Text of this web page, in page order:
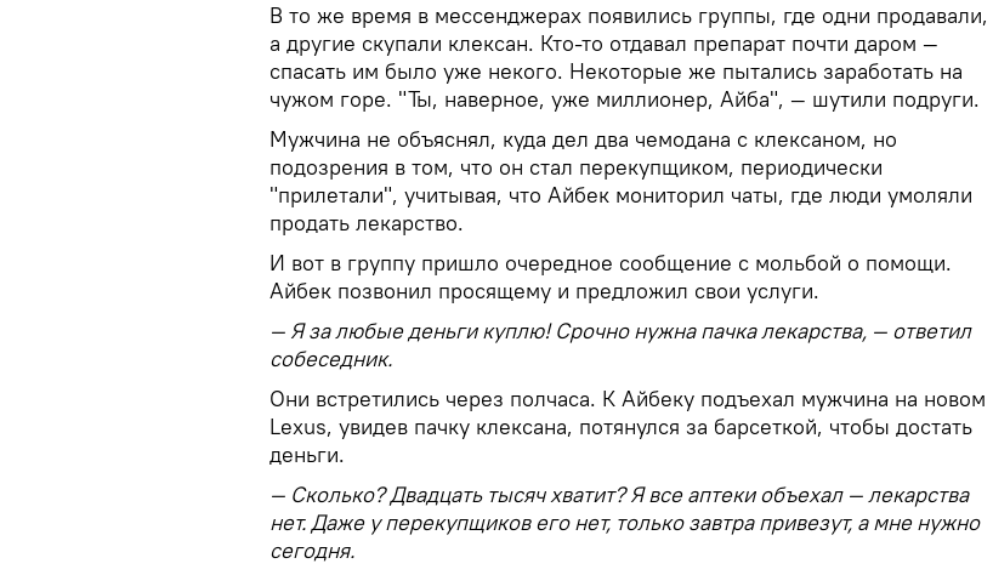
В то же время в мессенджерах появились группы, где одни продавали,
а другие скупали клексан. Кто-то отдавал препарат почти даром —
спасать им было уже некого. Некоторые же пытались заработать на
чужом горе. "Ты, наверное, уже миллионер, Айба", — шутили подруги.
Мужчина не объяснял, куда дел два чемодана с клексаном, но
подозрения в том, что он стал перекупщиком, периодически
"прилетали", учитывая, что Айбек мониторил чаты, где люди умоляли
продать лекарство.
И вот в группу пришло очередное сообщение с мольбой о помощи.
Айбек позвонил просящему и предложил свои услуги.
— Я за любые деньги куплю! Срочно нужна пачка лекарства, — ответил
собеседник.
Они встретились через полчаса. К Айбеку подъехал мужчина на новом
Lexus, увидев пачку клексана, потянулся за барсеткой, чтобы достать
деньги.
— Сколько? Двадцать тысяч хватит? Я все аптеки объехал — лекарства
нет. Даже у перекупщиков его нет, только завтра привезут, а мне нужно
сегодня.